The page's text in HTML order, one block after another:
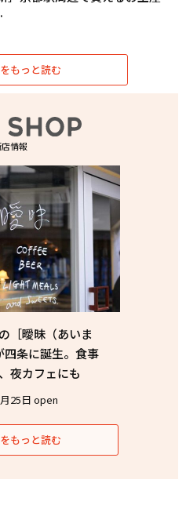
もっと読む
情報
［曖昧（あいま
四条に誕生。食事
夜カフェにも
25日 open
もっと読む